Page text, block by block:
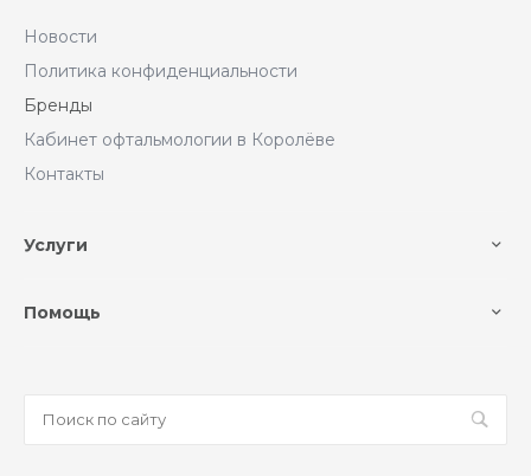
Новости
Политика конфиденциальности
Бренды
Кабинет офтальмологии в Королёве
Контакты
Услуги
Помощь